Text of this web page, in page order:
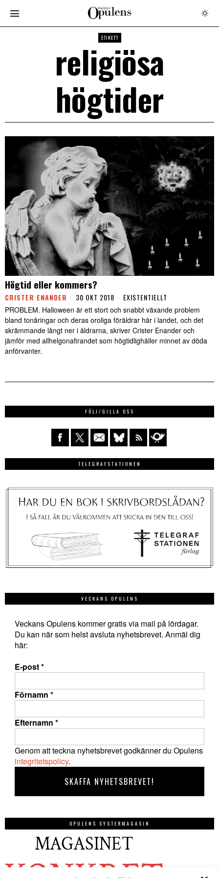
ETIKETT
religiösa
högtider
Högtid eller kommers?
CRISTER ENANDER 30 OKT 2018 EXISTENTIELLT
PROBLEM. Halloween är ett stort och snabbt växande problem
bland tonåringar och deras oroliga föräldrar här i landet, och det
skrämmande långt ner i åldrarna, skriver Crister Enander och
jämför med allhelgonafirandet som högtidlighåller minnet av döda
anförvanter.
FÖLJ/GILLA OSS
TELEGRAFSTATIONEN
VECKANS OPULENS
Veckans Opulens kommer gratis via mail på lördagar.
Du kan när som helst avsluta nyhetsbrevet. Anmäl dig
här:
E-post*
Förnamn *
Efternamn *
Genom att teckna nyhetsbrevet godkänner du Opulens
integritetspolicy.
OPULENS SYSTERMAGASIN